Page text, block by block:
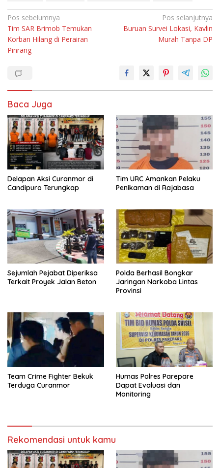
Navigasi
pos
Pos sebelumnya
Tim SAR Brimob Temukan
Korban Hilang di Perairan
Pinrang
Pos selanjutnya
Buruan Survei Lokasi, Kavlin
Murah Tanpa DP
Baca Juga
Delapan Aksi Curanmor di
Candipuro Terungkap
Tim URC Amankan Pelaku
Penikaman di Rajabasa
Sejumlah Pejabat Diperiksa
Terkait Proyek Jalan Beton
Polda Berhasil Bongkar
Jaringan Narkoba Lintas
Provinsi
Team Crime Fighter Bekuk
Terduga Curanmor
Humas Polres Parepare
Dapat Evaluasi dan
Monitoring
Rekomendasi untuk kamu